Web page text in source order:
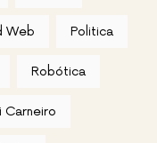
Web Politica
Robótica
Carneiro